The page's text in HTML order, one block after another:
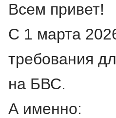
Всем привет!
С 1 марта
требования
на БВС.
А именно: